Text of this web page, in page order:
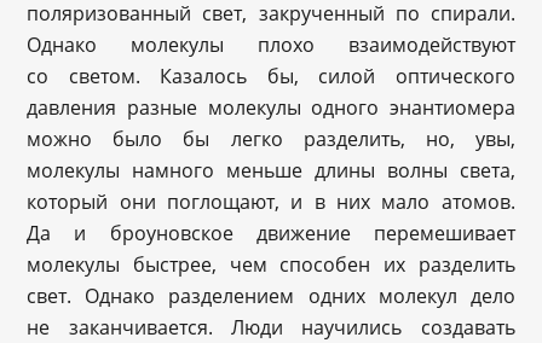
поляризованный свет, закрученный по спирали.
Однако молекулы плохо взаимодействуют
со светом. Казалось бы, силой​ оптического
давления разные молекулы одного энантиомера
можно было бы легко разделить, но, увы,
молекулы намного меньше длины волны света,
который они поглощают, и в них мало атомов.
Да и броуновское движение перемешивает
молекулы быстрее, чем способен их разделить
свет. Однако разделением одних молекул дело
не заканчивается. Люди научились создавать